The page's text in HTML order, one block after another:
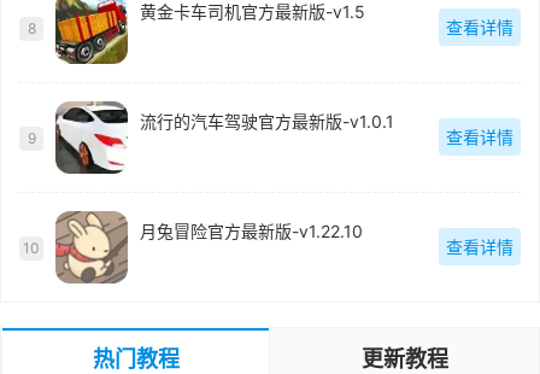
8
黄金卡车司机官方最新版-v1.5
查看详情
9
流行的汽车驾驶官方最新版-v1.0.1
查看详情
10
月兔冒险官方最新版-v1.22.10
查看详情
热门教程 更新教程